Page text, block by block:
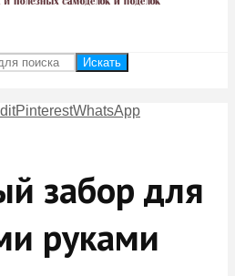
Искать
PinterestWhatsApp
забор для
руками